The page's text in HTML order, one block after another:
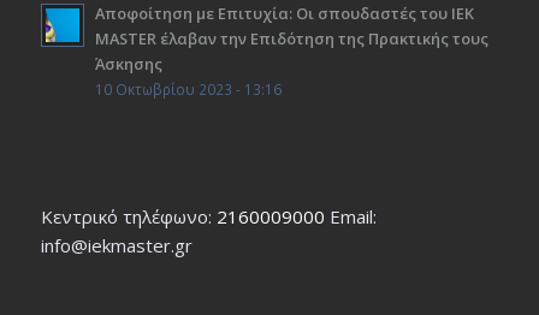
Αποφοίτηση με Επιτυχία: Οι σπουδαστές του ΙΕΚ
ΜΑSTER έλαβαν την Επιδότηση της Πρακτικής τους
Άσκησης
10 Οκτωβρίου 2023 - 13:16
Κεντρικό τηλέφωνο: 2160009000 Εmail:
info@iekmaster.gr